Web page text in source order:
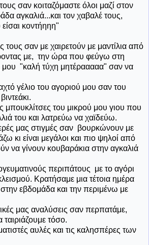
σαν κοιταζόμαστε όλοι μαζί στον
αγκαλιά...και τον χαβαλέ τους,
κοντήηηη"
τους σαν με χαιρετούν με μαντίλια από
με, την ώρα που φεύγω στη
μου "καλή τύχη μητέρααααα" σαν να
γέλιο του αγοριού μου σαν του
μπουκλίτσες του μικρού μου γιου που
του και λατρεύω να χαϊδεύω.
μας στιγμές σαν βουρκώνουν με
κι είναι μεγάλοι και πιο ψηλοί από
να γίνουν κουβαράκια στην αγκαλιά
περιπάτους με το αγόρι
Κρατήσαμε μια τέτοια ημέρα
εβδομάδα και την περιμένω με
μας αναλύσεις σαν περπατάμε,
τόσο.
αυλές και τις καλησπέρες των